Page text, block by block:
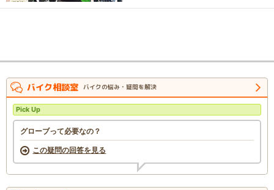
バイク相談室 バイクの悩み・疑問を解決
Pick Up
グローブって必要なの？
この疑問の回答を見る